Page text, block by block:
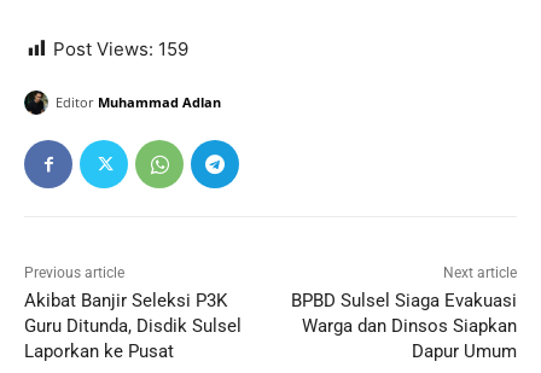
Post Views: 159
Editor Muhammad Adlan
Previous article
Akibat Banjir Seleksi P3K
Guru Ditunda, Disdik Sulsel
Laporkan ke Pusat
Next article
BPBD Sulsel Siaga Evakuasi
Warga dan Dinsos Siapkan
Dapur Umum